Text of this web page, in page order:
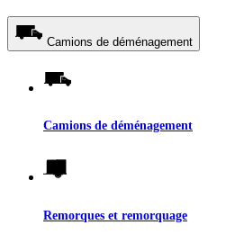
Camions de déménagement
Camions de déménagement
Remorques et remorquage